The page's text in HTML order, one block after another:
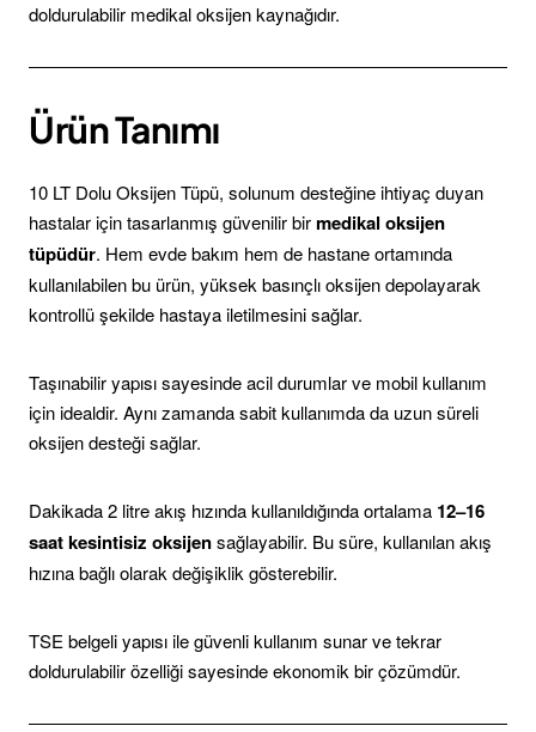
doldurulabilir medikal oksijen kaynağıdır.
Ürün Tanımı
10 LT Dolu Oksijen Tüpü, solunum desteğine ihtiyaç duyan
hastalar için tasarlanmış güvenilir birmedikal oksijen
tüpüdür. Hem evde bakım hem de hastane ortamında
kullanılabilen bu ürün, yüksek basınçlı oksijen depolayarak
kontrollü şekilde hastaya iletilmesini sağlar.
Taşınabilir yapısı sayesinde acil durumlar ve mobil kullanım
için idealdir. Aynı zamanda sabit kullanımda da uzun süreli
oksijen desteği sağlar.
Dakikada 2 litre akış hızında kullanıldığında ortalama 12–16
saat kesintisiz oksijensağlayabilir. Bu süre, kullanılan akış
hızına bağlı olarak değişiklik gösterebilir.
TSE belgeli yapısı ile güvenli kullanım sunar ve tekrar
doldurulabilir özelliği sayesinde ekonomik bir çözümdür.